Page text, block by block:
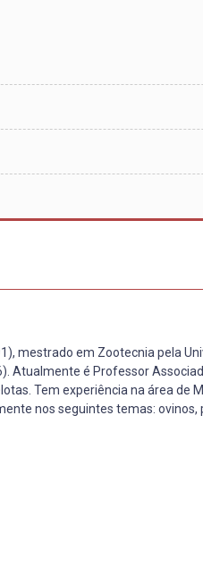
mestrado em Zootecnia pela
Atualmente é Professor
Tem experiência na área de
nos seguintes temas: ovinos,